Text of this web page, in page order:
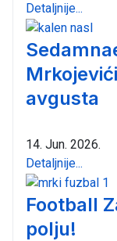
Detaljnije...
avgusta
14. Jun. 2026.
Detaljnije...
Football
polju!